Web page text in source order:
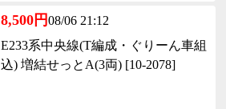
8,500円08/06 21:12
E233系中央線(T編成・ぐりーん車組
込) 増結せっとA(3両) [10-2078]